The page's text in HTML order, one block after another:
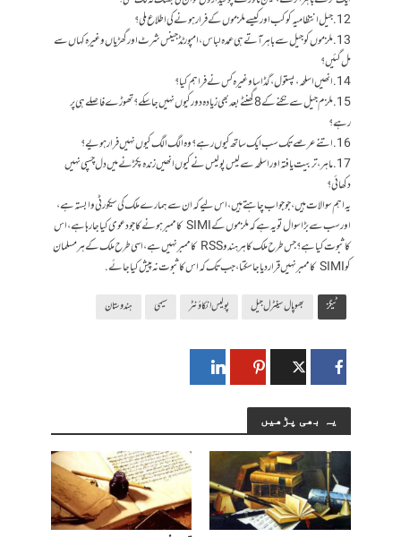
12. جیل انتظامیہ کو کب اور کیسے ملزموں کے فرار ہونے کی اطلاع ملی؟
13. ملزموں کو جیل سے باہر آتے ہی عمدہ لباس، امپورٹڈ جینس شرٹ اور گھڑیاں وغیرہ کہاں سے
مل گئیں؟
14. انھیں اسلحہ، پستول، گڈاسا وغیرہ کس نے فراہم کیا؟
15. ملزم جیل سے نکنے کے 8 گھنٹے بعد بھی زیادہ دور کیوں نہیں جا سکے؟ تھوڑے فاصلے ہی پر
رہے؟
16. اتنے عرصے تک سب ایک ساتھ کیوں رہے؟ وہ الگ الگ کیوں نہیں فرار ہویے؟
17. ماہر، تربیت یافتہ اور اسلحہ سے لیس پولیس نے کیوں انھیں زندہ پکڑنے میں دل چسپی نہیں
دکھائی؟
یہ اہم سوالات ہیں، جو جواب چاہتے ہیں، اس لیے کہ ان سے ہمارے ملک کی سیکورٹی وابستہ ہے،
اور سب سے بڑا سوال تو یہ ہے کہ ملزموں کے SIMI کا ممبر ہونے کا جو دعوی کیا جا رہا ہے، اس
کا ثبوت کیا ہے؟ جس طرح ملک کا ہر ہندو RSS کا ممبر نہیں ہے، اسی طرح ملک کے ہر مسلمان
کو SIMI کا ممبر نہیں قرار دیا جا سکتا، جب تک کہ اس کا ثبوت نہ پیش کیا جائے.
ٹیگز بھوپال سینٹرل جیل پولیس انکاؤنٹر سیمی ہندوستان
یہ بھی پڑھیں